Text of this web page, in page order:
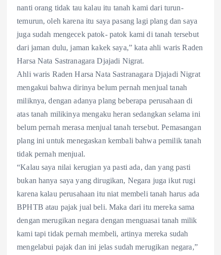
nanti orang tidak tau kalau itu tanah kami dari turun-
temurun, oleh karena itu saya pasang lagi plang dan saya
juga sudah mengecek patok- patok kami di tanah tersebut
dari jaman dulu, jaman kakek saya,” kata ahli waris Raden
Harsa Nata Sastranagara Djajadi Nigrat.
Ahli waris Raden Harsa Nata Sastranagara Djajadi Nigrat
mengakui bahwa dirinya belum pernah menjual tanah
miliknya, dengan adanya plang beberapa perusahaan di
atas tanah milikinya mengaku heran sedangkan selama ini
belum pernah merasa menjual tanah tersebut. Pemasangan
plang ini untuk menegaskan kembali bahwa pemilik tanah
tidak pernah menjual.
“Kalau saya nilai kerugian ya pasti ada, dan yang pasti
bukan hanya saya yang dirugikan, Negara juga ikut rugi
karena kalau perusahaan itu niat membeli tanah harus ada
BPHTB atau pajak jual beli. Maka dari itu mereka sama
dengan merugikan negara dengan menguasai tanah milik
kami tapi tidak pernah membeli, artinya mereka sudah
mengelabui pajak dan ini jelas sudah merugikan negara,”